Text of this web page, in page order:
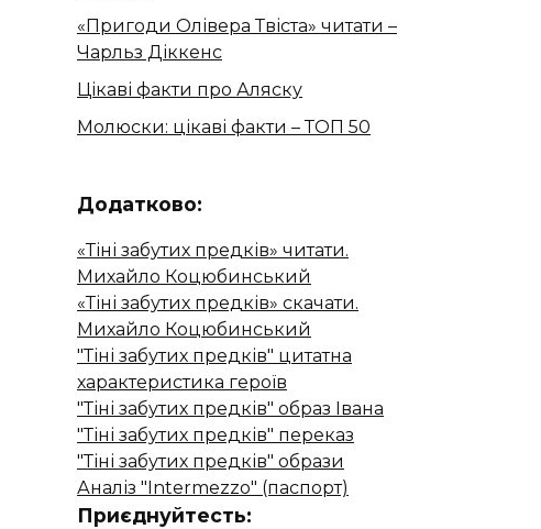
«Пригоди Олівера Твіста» читати –
Чарльз Діккенс
Цікаві факти про Аляску
Молюски: цікаві факти – ТОП 50
Додатково:
«Тіні забутих предків» читати.
Михайло Коцюбинський
«Тіні забутих предків» скачати.
Михайло Коцюбинський
"Тіні забутих предків" цитатна
характеристика героїв
"Тіні забутих предків" образ Івана
"Тіні забутих предків" переказ
"Тіні забутих предків" образи
Аналіз "Intermezzo" (паспорт)
Приєднуйтесть: